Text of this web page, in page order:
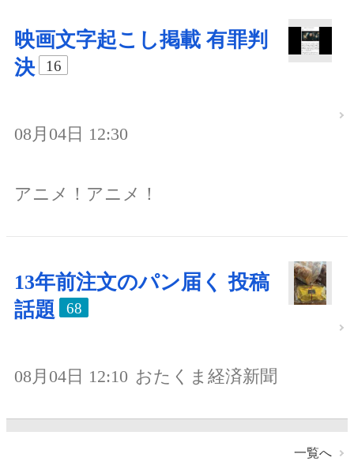
映画文字起こし掲載 有罪判
決
16
08月04日 12:30
アニメ！アニメ！
13年前注文のパン届く 投稿
話題
68
08月04日 12:10 おたくま経済新聞
一覧へ